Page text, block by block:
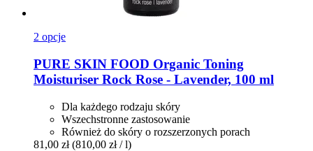
2 opcje
PURE SKIN FOOD Organic Toning
Moisturiser Rock Rose -​ Lavender, 100 ml
Dla każdego rodzaju skóry
Wszechstronne zastosowanie
Również do skóry o rozszerzonych porach
81,00 zł (810,00 zł / l)